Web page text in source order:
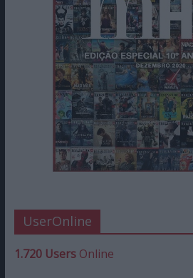
UserOnline
1.720 UsersOnline